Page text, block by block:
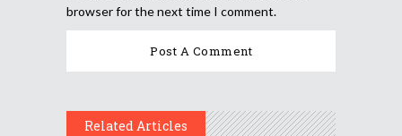
browser for the next time I comment.
Related Articles